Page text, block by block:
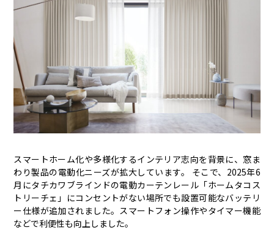
スマートホーム化や多様化するインテリア志向を背景に、窓ま
わり製品の電動化ニーズが拡大しています。 そこで、2025年6
月にタチカワブラインドの電動カーテンレール「ホームタコス
トリーチェ」にコンセントがない場所でも設置可能なバッテリ
ー仕様が追加されました。スマートフォン操作やタイマー機能
などで利便性も向上しました。